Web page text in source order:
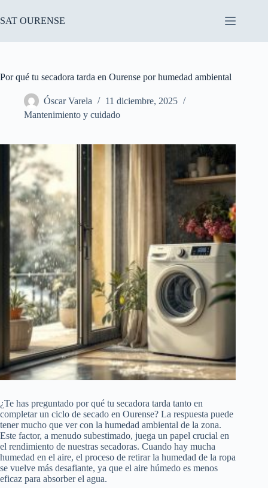
al
contenido
SAT OURENSE
Por qué tu secadora tarda en Ourense por humedad ambiental
Óscar Varela
11 diciembre, 2025
Mantenimiento y cuidado
¿Te has preguntado por qué tu secadora tarda tanto en
completar un ciclo de secado en Ourense? La respuesta puede
tener mucho que ver con la humedad ambiental de la zona.
Este factor, a menudo subestimado, juega un papel crucial en
el rendimiento de nuestras secadoras. Cuando hay mucha
humedad en el aire, el proceso de retirar la humedad de la ropa
se vuelve más desafiante, ya que el aire húmedo es menos
eficaz para absorber el agua.